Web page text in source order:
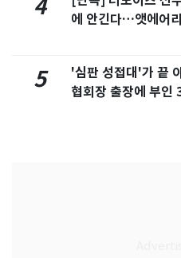
4
에 안긴다…앳에어
5
'심판 성접대'가 끝
협회장 출장에 부인